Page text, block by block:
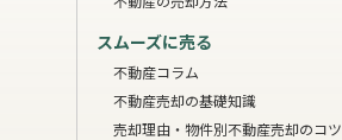
スムーズに売る
不動産コラム
不動産売却の基礎知識
売却理由・物件別不動産売却のコツ